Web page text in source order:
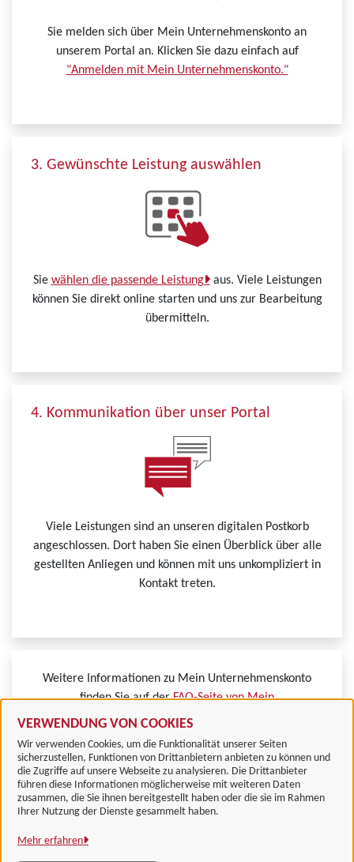
VERWENDUNG VON COOKIES
Wir verwenden Cookies, um die Funktionalität unserer Seiten
sicherzustellen, Funktionen von Drittanbietern anbieten zu können und
die Zugriffe auf unsere Webseite zu analysieren. Die Drittanbieter
führen diese Informationen möglicherweise mit weiteren Daten
zusammen, die Sie ihnen bereitgestellt haben oder die sie im Rahmen
Ihrer Nutzung der Dienste gesammelt haben.
Mehr erfahren
Sie melden sich über Mein Unternehmenskonto an
unserem Portal an. Klicken Sie dazu einfach auf
"Anmelden mit Mein Unternehmenskonto."
3. Gewünschte Leistung auswählen
Sie wählen die passende Leistung aus. Viele Leistungen
können Sie direkt online starten und uns zur Bearbeitung
übermitteln.
4. Kommunikation über unser Portal
Viele Leistungen sind an unseren digitalen Postkorb
angeschlossen. Dort haben Sie einen Überblick über alle
gestellten Anliegen und können mit uns unkompliziert in
Kontakt treten.
Weitere Informationen zu Mein Unternehmenskonto
finden Sie auf derFAQ-Seite von Mein
Unternehmenskonto.
Landkreis Göttingen
Alle Rechte vorbehalten